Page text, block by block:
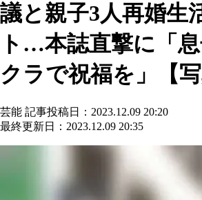
議と親子3人再婚生
ト…本誌直撃に「
クラで祝福を」【写
芸能 記事投稿日：2023.12.09 20:20
最終更新日：2023.12.09 20:35